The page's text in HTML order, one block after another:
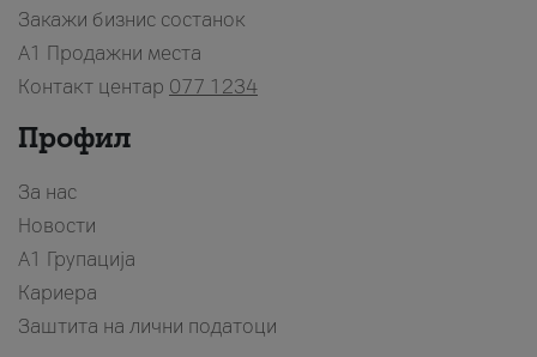
Закажи бизнис состанок
A1 Продажни места
Контакт центар 077 1234
Профил
За нас
Новости
А1 Групација
Кариера
Заштита на лични податоци